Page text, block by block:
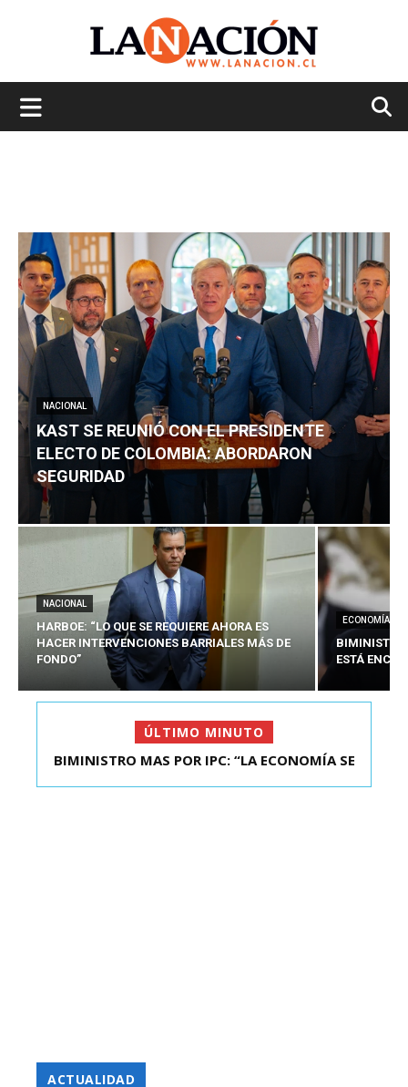
NACIONAL
KAST SE REUNIÓ CON EL PRESIDENTE
ELECTO DE COLOMBIA: ABORDARON
SEGURIDAD
NACIONAL
HARBOE: “LO QUE SE REQUIERE AHORA ES
HACER INTERVENCIONES BARRIALES MÁS DE
FONDO”
ECONOMÍA
BIMINISTRO
ESTÁ
ÚLTIMO MINUTO
KAST SE REUNIÓ CON EL PRESIDENTE ELECTO DE
BIMINISTRO MAS POR IPC: “LA ECONOMÍA SE
ACTUALIDAD